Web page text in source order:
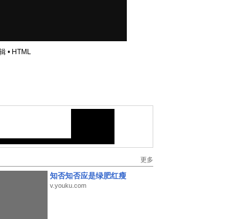
• HTML
更多
知否知否应是绿肥红瘦
v.youku.com